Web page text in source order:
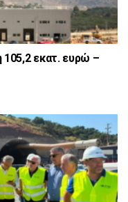
105,2 εκατ. ευρώ –